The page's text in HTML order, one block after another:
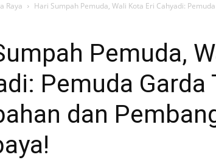
Raya Hari Sumpah Pemuda, Wali Kota Eri Cahyadi:
Pemuda,
Pemuda Garda
dan